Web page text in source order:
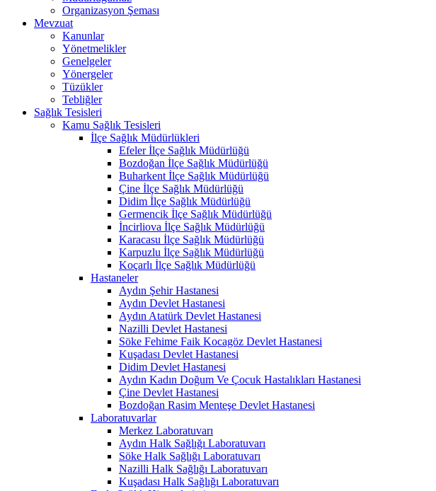
Organizasyon Şeması
Mevzuat
Kanunlar
Yönetmelikler
Genelgeler
Yönergeler
Tüzükler
Tebliğler
Sağlık Tesisleri
Kamu Sağlık Tesisleri
İlçe Sağlık Müdürlükleri
Efeler İlçe Sağlık Müdürlüğü
Bozdoğan İlçe Sağlık Müdürlüğü
Buharkent İlçe Sağlık Müdürlüğü
Çine İlçe Sağlık Müdürlüğü
Didim İlçe Sağlık Müdürlüğü
Germencik İlçe Sağlık Müdürlüğü
İncirliova İlçe Sağlık Müdürlüğü
Karacasu İlçe Sağlık Müdürlüğü
Karpuzlu İlçe Sağlık Müdürlüğü
Koçarlı İlçe Sağlık Müdürlüğü
Hastaneler
Aydın Şehir Hastanesi
Aydın Devlet Hastanesi
Aydın Atatürk Devlet Hastanesi
Nazilli Devlet Hastanesi
Söke Fehime Faik Kocagöz Devlet Hastanesi
Kuşadası Devlet Hastanesi
Didim Devlet Hastanesi
Aydın Kadın Doğum Ve Çocuk Hastalıkları Hastanesi
Çine Devlet Hastanesi
Bozdoğan Rasim Menteşe Devlet Hastanesi
Laboratuvarlar
Merkez Laboratuvarı
Aydın Halk Sağlığı Laboratuvarı
Söke Halk Sağlığı Laboratuvarı
Nazilli Halk Sağlığı Laboratuvarı
Kuşadası Halk Sağlığı Laboratuvarı